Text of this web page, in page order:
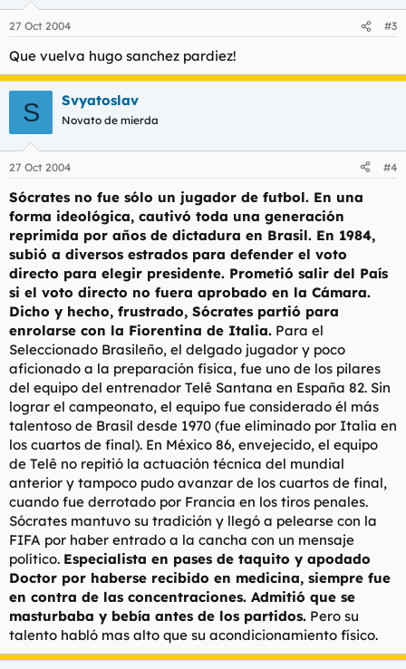
27 Oct 2004 #3
Que vuelva hugo sanchez pardiez!
S Svyatoslav
Novato de mierda
27 Oct 2004 #4
Sócrates no fue sólo un jugador de futbol. En una
forma ideológica, cautivó toda una generación
reprimida por años de dictadura en Brasil. En 1984,
subió a diversos estrados para defender el voto
directo para elegir presidente. Prometió salir del País
si el voto directo no fuera aprobado en la Cámara.
Dicho y hecho, frustrado, Sócrates partió para
enrolarse con la Fiorentina de Italia. Para el
Seleccionado Brasileño, el delgado jugador y poco
aficionado a la preparación física, fue uno de los pilares
del equipo del entrenador Telê Santana en España 82. Sin
lograr el campeonato, el equipo fue considerado él más
talentoso de Brasil desde 1970 (fue eliminado por Italia en
los cuartos de final). En México 86, envejecido, el equipo
de Telê no repitió la actuación técnica del mundial
anterior y tampoco pudo avanzar de los cuartos de final,
cuando fue derrotado por Francia en los tiros penales.
Sócrates mantuvo su tradición y llegó a pelearse con la
FIFA por haber entrado a la cancha con un mensaje
político. Especialista en pases de taquito y apodado
Doctor por haberse recibido en medicina, siempre fue
en contra de las concentraciones. Admitió que se
masturbaba y bebía antes de los partidos. Pero su
talento habló mas alto que su acondicionamiento físico.